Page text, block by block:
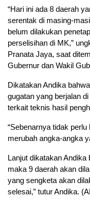
“Hari ini ada 8 daerah
serentak di masing-
belum dilakukan
perselisihan di MK,”
Pranata Jaya, saat
Gubernur dan Wakil
Dikatakan Andika
gugatan yang berjalan
terkait teknis hasil
“Sebenarnya tidak
merubah angka-angka
Lanjut dikatakan
maka 9 daerah akan
yang sengketa akan
selesai,” tutur Andika.